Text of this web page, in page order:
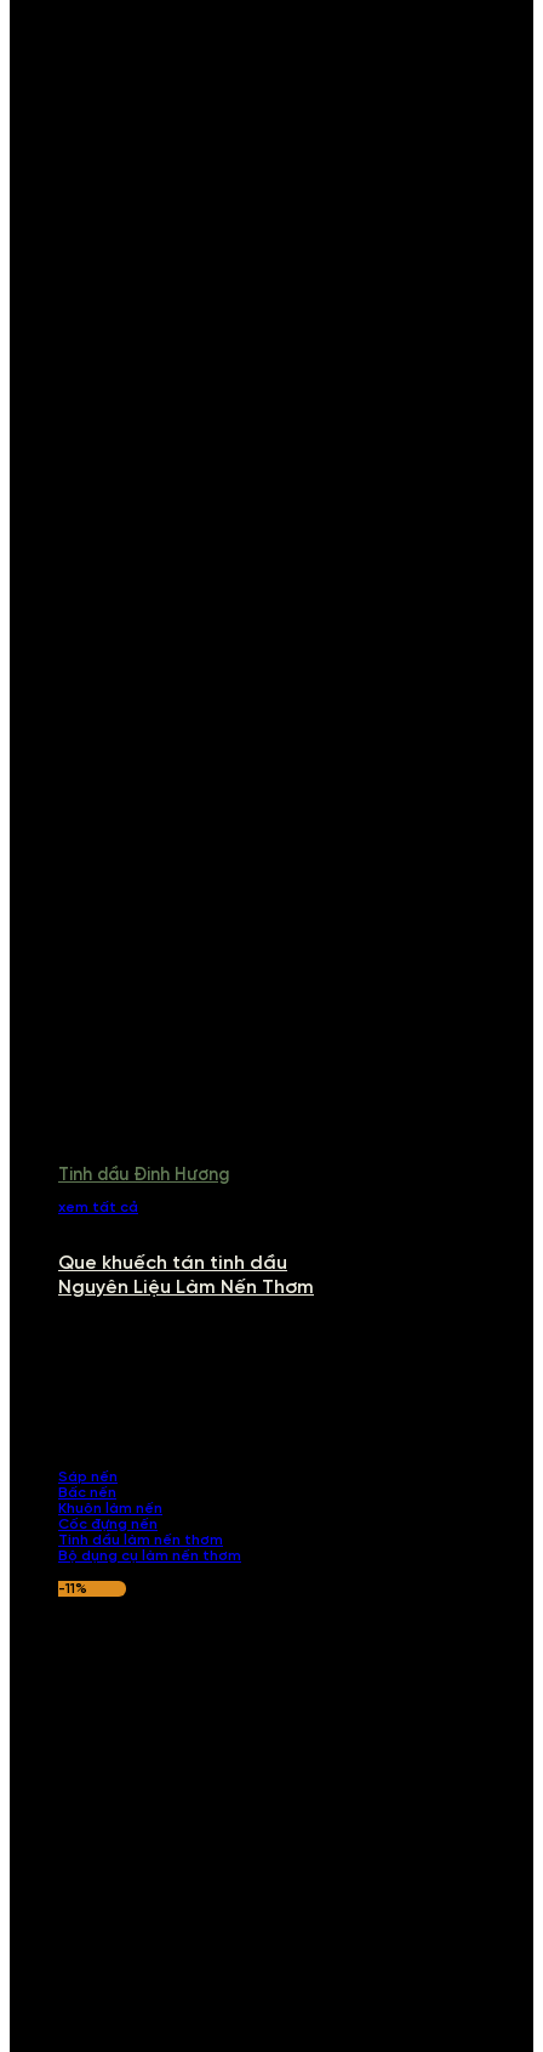
Tinh dầu Đinh Hương
xem tất cả
Que khuếch tán tinh dầu
Nguyên Liệu Làm Nến Thơm
Sáp nến
Bấc nến
Khuôn làm nến
Cốc đựng nến
Tinh dầu làm nến thơm
Bộ dụng cụ làm nến thơm
-11%